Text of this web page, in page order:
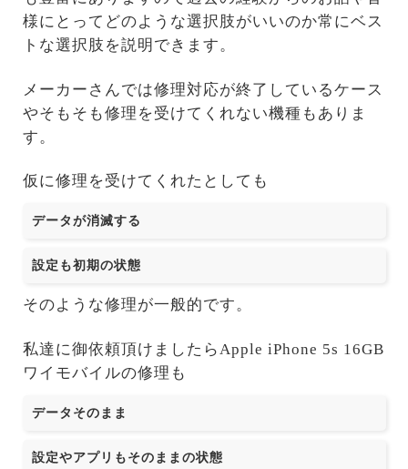
様にとってどのような選択肢がいいのか常にベス
トな選択肢を説明できます。
メーカーさんでは修理対応が終了しているケース
やそもそも修理を受けてくれない機種もありま
す。
仮に修理を受けてくれたとしても
データが消滅する
設定も初期の状態
そのような修理が一般的です。
私達に御依頼頂けましたらApple iPhone 5s 16GB
ワイモバイルの修理も
データそのまま
設定やアプリもそのままの状態